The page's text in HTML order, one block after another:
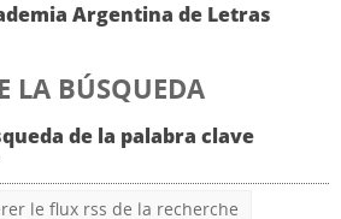
Argentina de Letras
LA BÚSQUEDA
de la palabra clave
le flux rss de la recherche